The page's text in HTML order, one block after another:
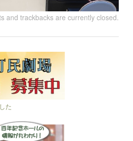
and trackbacks are currently closed.
た